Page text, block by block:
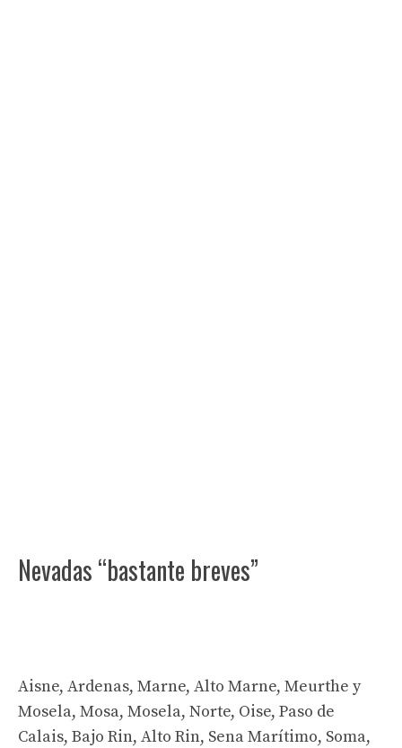
Nevadas “bastante breves”
Aisne, Ardenas, Marne, Alto Marne, Meurthe y
Mosela, Mosa, Mosela, Norte, Oise, Paso de
Calais, Bajo Rin, Alto Rin, Sena Marítimo, Soma,